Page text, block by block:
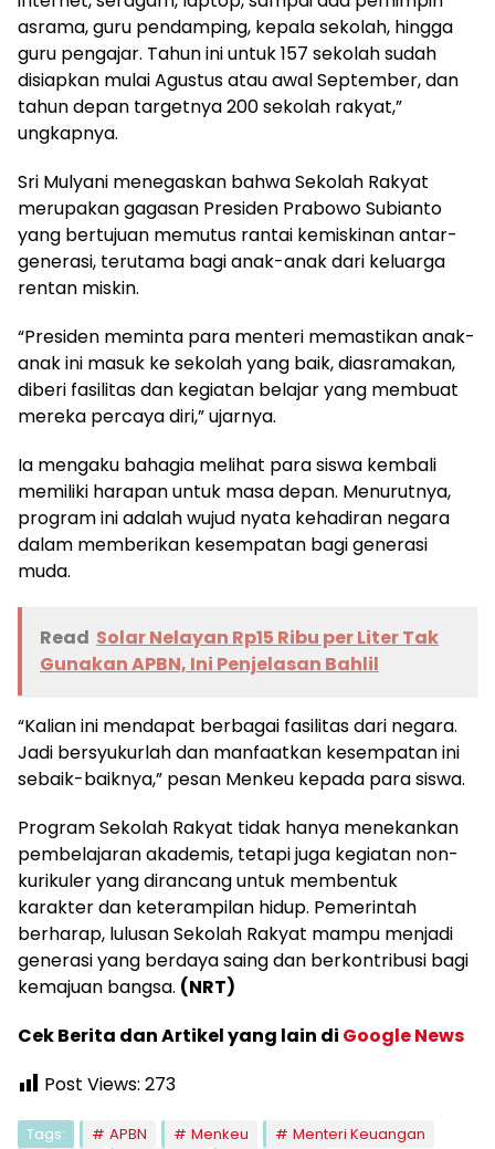
asrama, guru pendamping, kepala sekolah, hingga
guru pengajar. Tahun ini untuk 157 sekolah sudah
disiapkan mulai Agustus atau awal September, dan
tahun depan targetnya 200 sekolah rakyat,”
ungkapnya.
Sri Mulyani menegaskan bahwa Sekolah Rakyat
merupakan gagasan Presiden Prabowo Subianto
yang bertujuan memutus rantai kemiskinan antar-
generasi, terutama bagi anak-anak dari keluarga
rentan miskin.
“Presiden meminta para menteri memastikan anak-
anak ini masuk ke sekolah yang baik, diasramakan,
diberi fasilitas dan kegiatan belajar yang membuat
mereka percaya diri,” ujarnya.
Ia mengaku bahagia melihat para siswa kembali
memiliki harapan untuk masa depan. Menurutnya,
program ini adalah wujud nyata kehadiran negara
dalam memberikan kesempatan bagi generasi
muda.
Read Solar Nelayan Rp15 Ribu per Liter Tak
Gunakan APBN, Ini Penjelasan Bahlil
“Kalian ini mendapat berbagai fasilitas dari negara.
Jadi bersyukurlah dan manfaatkan kesempatan ini
sebaik-baiknya,” pesan Menkeu kepada para siswa.
Program Sekolah Rakyat tidak hanya menekankan
pembelajaran akademis, tetapi juga kegiatan non-
kurikuler yang dirancang untuk membentuk
karakter dan keterampilan hidup. Pemerintah
berharap, lulusan Sekolah Rakyat mampu menjadi
generasi yang berdaya saing dan berkontribusi bagi
kemajuan bangsa. (NRT)
Cek Berita dan Artikel yang lain di Google News
Post Views: 273
Tags: APBN Menkeu
Menteri Keuangan